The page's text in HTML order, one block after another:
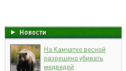
Новости
На Камчатке весной
разрешено убивать
медведей